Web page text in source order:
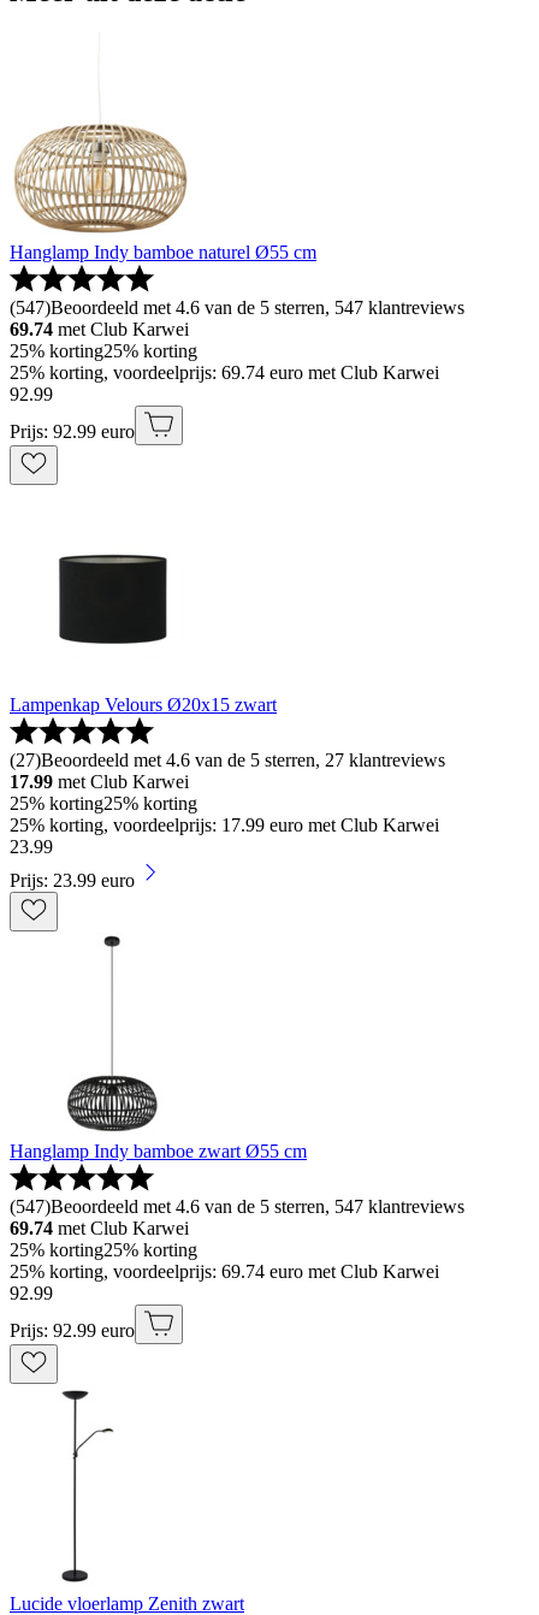
Hanglamp Indy bamboe naturel Ø55 cm
(547)Beoordeeld met 4.6 van de 5 sterren, 547 klantreviews
69.74 met Club Karwei
25% korting25% korting
25% korting, voordeelprijs: 69.74 euro met Club Karwei
92.99
Prijs: 92.99 euro
Lampenkap Velours Ø20x15 zwart
(27)Beoordeeld met 4.6 van de 5 sterren, 27 klantreviews
17.99 met Club Karwei
25% korting25% korting
25% korting, voordeelprijs: 17.99 euro met Club Karwei
23.99
Prijs: 23.99 euro
Hanglamp Indy bamboe zwart Ø55 cm
(547)Beoordeeld met 4.6 van de 5 sterren, 547 klantreviews
69.74 met Club Karwei
25% korting25% korting
25% korting, voordeelprijs: 69.74 euro met Club Karwei
92.99
Prijs: 92.99 euro
Lucide vloerlamp Zenith zwart